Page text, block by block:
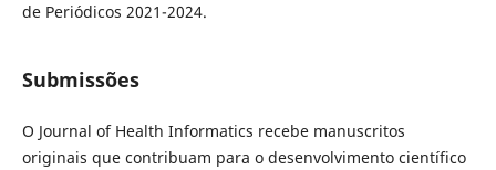
de Periódicos 2021-2024.
Submissões
O Journal of Health Informatics recebe manuscritos
originais que contribuam para o desenvolvimento científico